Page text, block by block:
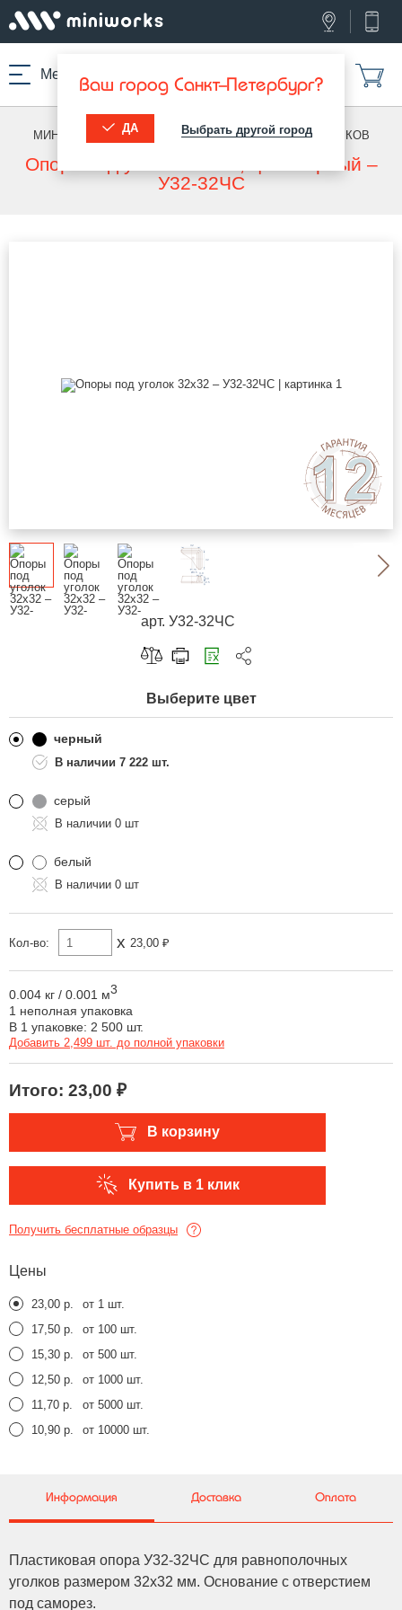
Меню Ваш город Санкт-Петербург?
ДА Выбрать другой город
МИНИВОРКС ПРО ОПОРЫ ДЛЯ УГОЛКОВ /ДЛЯ УГОЛКОВ
Опора под уголок 32х32, цвет черный –
У32-32ЧС
арт. У32-32ЧС
Скопировать ссылку
Telegram
Выберите цвет
черный
7 222 шт.
серый
0 шт
белый
0 шт
Кол-во: x 23,00 ₽
0.004 кг / 0.001 м3
1 неполная упаковка
В 1 упаковке: 2 500 шт.
Добавить 2,499 шт. до полной упаковки
Итого: 23,00 ₽
В корзину
Купить в 1 клик
Получить бесплатные образцы
Цены
23,00 р.
от 1 шт.
17,50 р.
от 100 шт.
15,30 р.
от 500 шт.
12,50 р.
от 1000 шт.
11,70 р.
от 5000 шт.
10,90 р.
от 10000 шт.
Информация Доставка Оплата
Пластиковая опора У32-32ЧС для равнополочных
уголков размером 32x32 мм. Основание с отверстием
под саморез.